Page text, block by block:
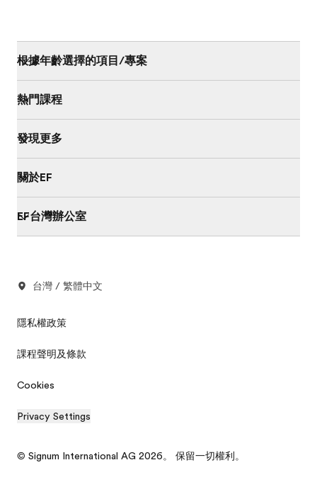
根據年齡選擇的項目/專案
熱門課程
發現更多
關於EF
EF台灣辦公室
台灣 / 繁體中文
隱私權政策
課程聲明及條款
Cookies
Privacy Settings
© Signum International AG 2026。 保留一切權利。